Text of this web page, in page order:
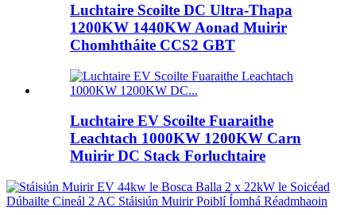
Luchtaire Scoilte DC Ultra-Thapa
1200KW 1440KW Aonad Muirir
Chomhtháite CCS2 GBT
Luchtaire EV Scoilte Fuaraithe
Leachtach 1000KW 1200KW Carn
Muirir DC Stack Forluchtaire